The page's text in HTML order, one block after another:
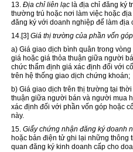
13.Địa chỉ liên lạc là địa chỉ đăng ký
thường trú hoặc nơi làm việc hoặc
đăng ký với doanh nghiệp để làm địa
14.[3] Giá thị trường của phần vốn
a) Giá giao dịch bình quân trong
giá hoặc giá thỏa thuận giữa người
chức thẩm định giá xác định đối với
trên hệ thống giao dịch chứng khoán;
b) Giá giao dịch trên thị trường tại
thuận giữa người bán và người mua
xác định đối với phần vốn góp hoặc
này.
15.Giấy chứng nhận đăng ký doanh
hoặc bản điện tử ghi lại những thông
quan đăng ký kinh doanh cấp cho